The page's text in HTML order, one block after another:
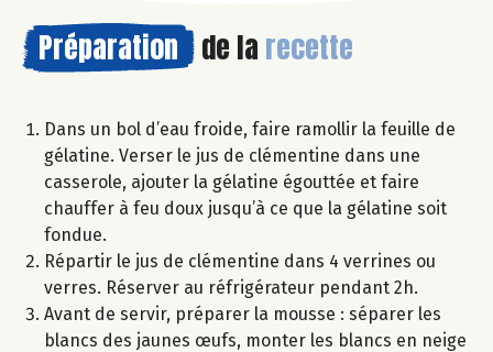
Préparation de la recette
Dans un bol d’eau froide, faire ramollir la feuille de
gélatine. Verser le jus de clémentine dans une
casserole, ajouter la gélatine égouttée et faire
chauffer à feu doux jusqu’à ce que la gélatine soit
fondue.
Répartir le jus de clémentine dans 4 verrines ou
verres. Réserver au réfrigérateur pendant 2h.
Avant de servir, préparer la mousse : séparer les
blancs des jaunes œufs, monter les blancs en neige